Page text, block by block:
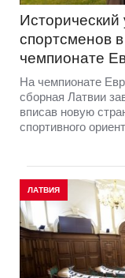
Исторический
спортсменов
чемпионате
На чемпионате
сборная Латвии
вписав новую
спортивного
ЛАТВИЯ